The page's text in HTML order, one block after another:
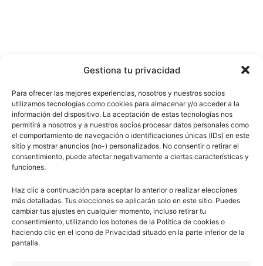
Gestiona tu privacidad
Para ofrecer las mejores experiencias, nosotros y nuestros socios
utilizamos tecnologías como cookies para almacenar y/o acceder a la
información del dispositivo. La aceptación de estas tecnologías nos
permitirá a nosotros y a nuestros socios procesar datos personales como
el comportamiento de navegación o identificaciones únicas (IDs) en este
sitio y mostrar anuncios (no-) personalizados. No consentir o retirar el
consentimiento, puede afectar negativamente a ciertas características y
funciones.
Haz clic a continuación para aceptar lo anterior o realizar elecciones
más detalladas. Tus elecciones se aplicarán solo en este sitio. Puedes
cambiar tus ajustes en cualquier momento, incluso retirar tu
consentimiento, utilizando los botones de la Política de cookies o
haciendo clic en el icono de Privacidad situado en la parte inferior de la
pantalla.